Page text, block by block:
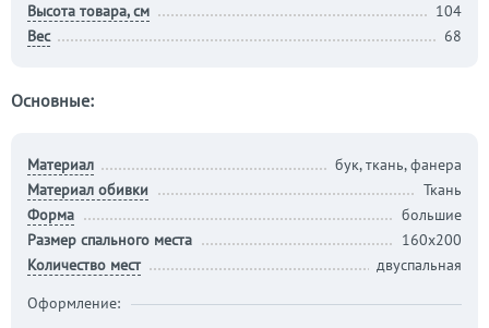
Высота товара, см
104
Вес
68
Основные:
Материал
бук, ткань, фанера
Материал обивки
Ткань
Форма
большие
Размер спального места
160х200
Количество мест
двуспальная
Оформление: